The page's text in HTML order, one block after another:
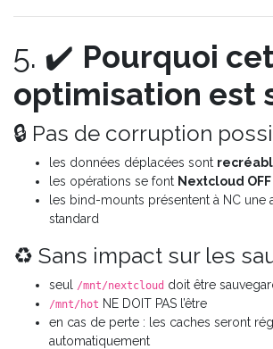
5. ✔️ Pourquoi
optimisation est
🔒 Pas de corruption
les données déplacées sont
les opérations se font Nextcloud OFF
les bind-mounts présentent à NC une
standard
♻️ Sans impact sur les
seul /mnt/nextcloud doit être
/mnt/hot NE DOIT PAS l’être
en cas de perte : les caches seront
automatiquement